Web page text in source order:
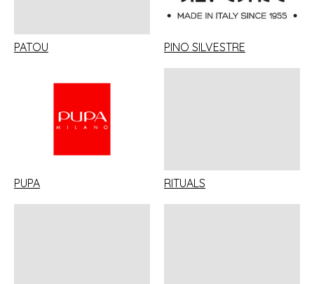
PATOU PINO SILVESTRE
PUPA RITUALS